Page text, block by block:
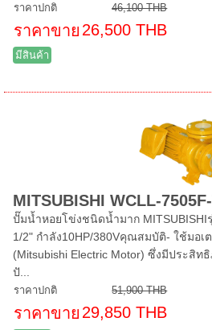
ราคาปกติ 46,100 THB
ราคาขาย 26,500 THB
มีสินค้า
MITSUBISHI WCLL-
ปั๊มน้ำหอยโข่งชนิดน้ำมาก MITSUBISHI
1/2" กำลัง10HP/380Vคุณสมบัติ- ใช้มอ
(Mitsubishi Electric Motor) ซึ่งมีประสิท
ปั...
ราคาปกติ 51,900 THB
ราคาขาย 29,850 THB